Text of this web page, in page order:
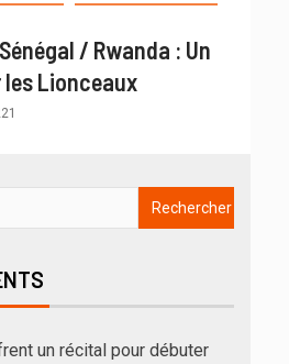
/ Rwanda : Un
Lionceaux
un récital pour débuter